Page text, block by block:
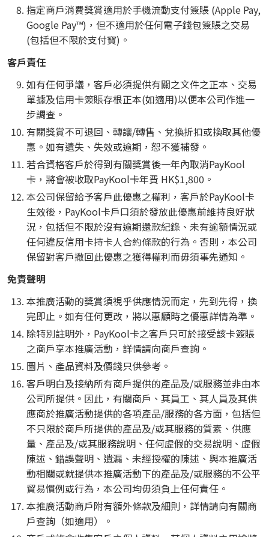
指定商戶消費獎賞適用於手機流動支付簽賬 (Apple Pay,
Google Pay™)，但不適用於任何電子錢包簽賬之交易
(包括但不限於支付寶)。
客戶責任
如有任何爭議，客戶必須提供有關之文件之正本、交易
單據及信用卡簽賬存根正本(如適用)以便本公司作進一
步調查。
有關獎賞不可退回、轉讓/轉售、兌換折扣或換取其他優
惠。如有遺失、失效或逾期，恕不獲補發。
若合資格客戶於得到有關獎賞後一年內取消PayKool
卡，將會被收取PayKool卡年費 HK$1,800。
本公司保留給予客戶此優惠之權利，客戶於PayKool卡
生效後，PayKool卡戶口須於發放此優惠前維持良好狀
況，包括但不限於沒有逾期還款紀錄、未有逾額情況或
任何違反信用卡持卡人合約條款的行為。否則，本公司
保留對客戶撤回此優惠之獲得權利而毋須事先通知。
免責聲明
本推廣活動的獎賞須視乎供應情況而定，先到先得，換
完即止。如有任何更改，將以惠顧時之優惠詳情為準。
除特別註明外，PayKool卡之客戶只可於接受該卡簽賬
之商戶享本推廣活動，詳情請向商戶查詢。
圖片、產品資料及價錢只供參考。
客戶明白及接納所有商戶提供的產品及/或服務並非由本
公司所提供。因此，有關商戶、其員工、其人員及其供
應商於推廣活動提供的各項產品/服務的各方面，包括但
不只限於商戶所提供的產品及/或其服務的質素、供應
量、產品及/或其服務說明、任何虛假的交易說明、虛假
陳述、錯誤聲明、遺漏、未經授權的陳述、與本推廣活
動相關或就提供本推廣活動下的產品及/或服務的不公平
貿易慣例或行為，本公司均毋須負上任何責任。
本推廣活動商戶附有額外條款及細則，詳情請向有關商
戶查詢（如適用）。